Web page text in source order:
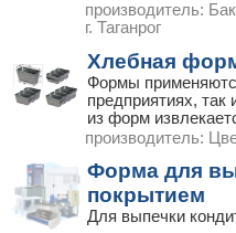
производитель:
г. Таганрог
Хлебная
Формы
предприятиях, так
из форм
производитель:
Форма для
покрытием
Для выпечки